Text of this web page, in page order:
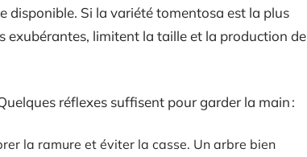
disponible. Si la variété tomentosa est la plus
exubérantes, limitent la taille et la production de
réflexes suffisent pour garder la main :
la ramure et éviter la casse. Un arbre bien